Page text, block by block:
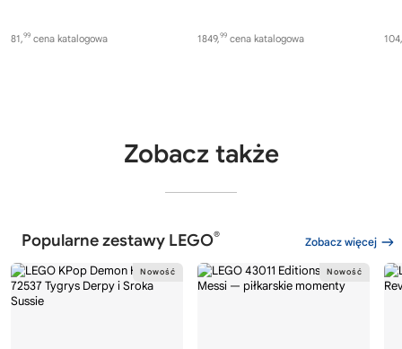
81,99 cena katalogowa 1849,99 cena katalogowa 104,
Zobacz także
Popularne zestawy LEGO® Zobacz więcej